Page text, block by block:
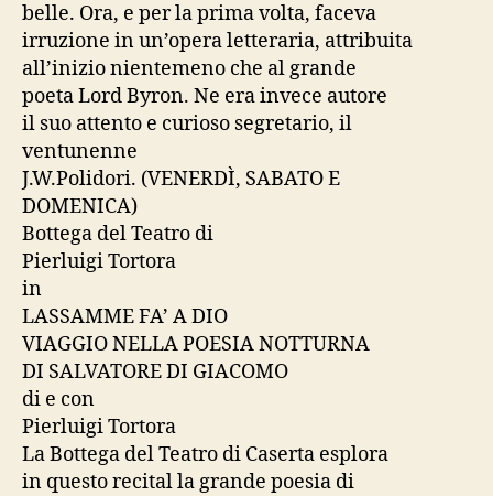
belle. Ora, e per la prima volta, faceva
irruzione in un’opera letteraria, attribuita
all’inizio nientemeno che al grande
poeta Lord Byron. Ne era invece autore
il suo attento e curioso segretario, il
ventunenne
J.W.Polidori. (VENERDÌ, SABATO E
DOMENICA)
Bottega del Teatro di
Pierluigi Tortora
in
LASSAMME FA’ A DIO
VIAGGIO NELLA POESIA NOTTURNA
DI SALVATORE DI GIACOMO
di e con
Pierluigi Tortora
La Bottega del Teatro di Caserta esplora
in questo recital la grande poesia di